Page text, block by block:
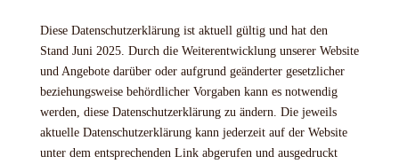
Diese Datenschutzerklärung ist aktuell gültig und hat den
Stand Juni 2025. Durch die Weiterentwicklung unserer Website
und Angebote darüber oder aufgrund geänderter gesetzlicher
beziehungsweise behördlicher Vorgaben kann es notwendig
werden, diese Datenschutzerklärung zu ändern. Die jeweils
aktuelle Datenschutzerklärung kann jederzeit auf der Website
unter dem entsprechenden Link abgerufen und ausgedruckt